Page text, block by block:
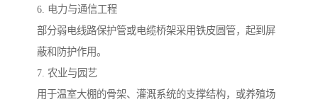
6. 电力与通信工程
部分弱电线路保护管或电缆桥架采用铁皮圆管，起到屏
蔽和防护作用。
7. 农业与园艺
用于温室大棚的骨架、灌溉系统的支撑结构，或养殖场